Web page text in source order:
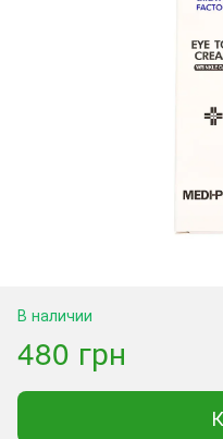
В наличии
480 грн